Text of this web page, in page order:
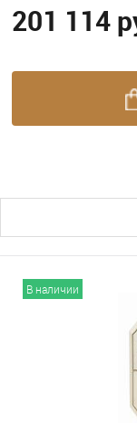
201 114
В наличии